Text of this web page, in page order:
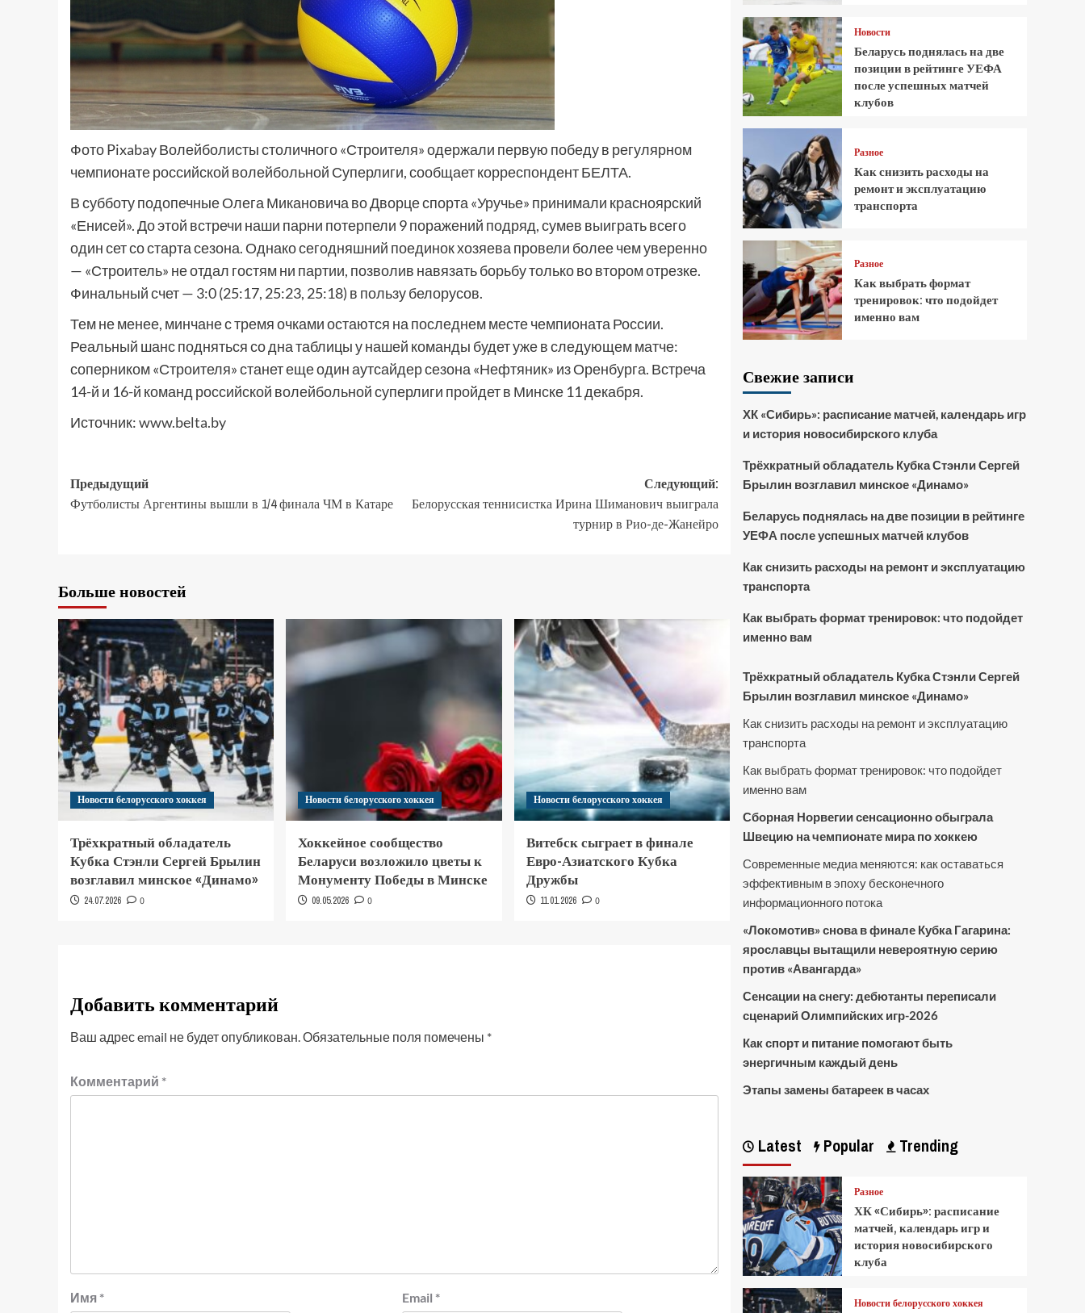
Фото Pixabay Волейболисты столичного «Строителя» одержали первую победу в регулярном
чемпионате российской волейбольной Суперлиги, сообщает корреспондент БЕЛТА.
В субботу подопечные Олега Микановича во Дворце спорта «Уручье» принимали красноярский
«Енисей». До этой встречи наши парни потерпели 9 поражений подряд, сумев выиграть всего
один сет со старта сезона. Однако сегодняшний поединок хозяева провели более чем уверенно
— «Строитель» не отдал гостям ни партии, позволив навязать борьбу только во втором отрезке.
Финальный счет — 3:0 (25:17, 25:23, 25:18) в пользу белорусов.
Тем не менее, минчане с тремя очками остаются на последнем месте чемпионата России.
Реальный шанс подняться со дна таблицы у нашей команды будет уже в следующем матче:
соперником «Строителя» станет еще один аутсайдер сезона «Нефтяник» из Оренбурга. Встреча
14-й и 16-й команд российской волейбольной суперлиги пройдет в Минске 11 декабря.
Источник:www.belta.by
Предыдущий
Футболисты Аргентины вышли в 1/4 финала ЧМ в Катаре
Следующий:
Белорусская теннисистка Ирина Шиманович выиграла
турнир в Рио-де-Жанейро
Больше новостей
Новости белорусского хоккея
Трёхкратный обладатель
Кубка Стэнли Сергей Брылин
возглавил минское «Динамо»
24.07.2026 0
Новости белорусского хоккея
Хоккейное сообщество
Беларуси возложило цветы к
Монументу Победы в Минске
09.05.2026 0
Новости белорусского хоккея
Витебск сыграет в финале
Евро-Азиатского Кубка
Дружбы
11.01.2026 0
Добавить комментарий
Ваш адрес email не будет опубликован.Обязательные поля помечены *
Комментарий *
Имя * Email *
Новости
Беларусь поднялась на две
позиции в рейтинге УЕФА
после успешных матчей
клубов
Разное
Как снизить расходы на
ремонт и эксплуатацию
транспорта
Разное
Как выбрать формат
тренировок: что подойдет
именно вам
Свежие записи
ХК «Сибирь»: расписание матчей, календарь игр
и история новосибирского клуба
Трёхкратный обладатель Кубка Стэнли Сергей
Брылин возглавил минское «Динамо»
Беларусь поднялась на две позиции в рейтинге
УЕФА после успешных матчей клубов
Как снизить расходы на ремонт и эксплуатацию
транспорта
Как выбрать формат тренировок: что подойдет
именно вам
Трёхкратный обладатель Кубка Стэнли Сергей
Брылин возглавил минское «Динамо»
Как снизить расходы на ремонт и эксплуатацию
транспорта
Как выбрать формат тренировок: что подойдет
именно вам
Сборная Норвегии сенсационно обыграла
Швецию на чемпионате мира по хоккею
Современные медиа меняются: как оставаться
эффективным в эпоху бесконечного
информационного потока
«Локомотив» снова в финале Кубка Гагарина:
ярославцы вытащили невероятную серию
против «Авангарда»
Сенсации на снегу: дебютанты переписали
сценарий Олимпийских игр-2026
Как спорт и питание помогают быть
энергичным каждый день
Этапы замены батареек в часах
Latest Popular Trending
Разное
ХК «Сибирь»: расписание
матчей, календарь игр и
история новосибирского
клуба
Новости белорусского хоккея